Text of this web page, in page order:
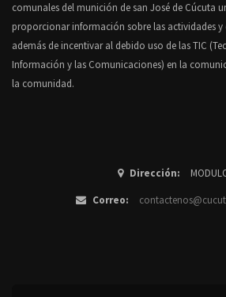
comunales del munición de san José de Cúcuta
proporcionar información sobre las actividades y
además de incentivar al debido uso de las TIC
Información y las Comunicaciones) en la
la comunidad.
Dirección:
Correo: